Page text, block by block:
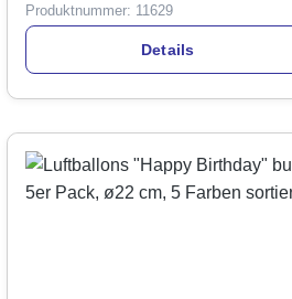
Produktnummer: 11629
Details